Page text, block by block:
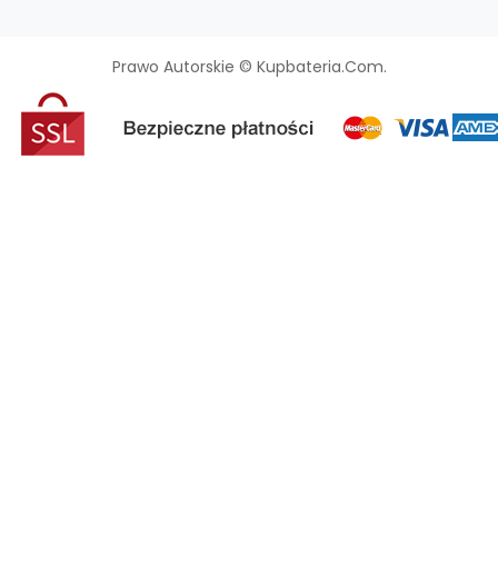
Prawo Autorskie © Kupbateria.com.